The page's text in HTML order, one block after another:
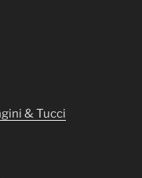
& Tucci